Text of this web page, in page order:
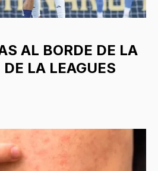
AL BORDE DE LA
LA LEAGUES